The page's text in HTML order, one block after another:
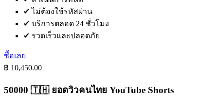
✔ ไม่ต้องใช้รหัสผ่าน
✔ บริการตลอด 24 ชั่วโมง
✔ รวดเร็วและปลอดภัย
ซื้อเลย
฿ 10,450.00
50000 🇹🇭 ยอดวิวคนไทย YouTube Shorts